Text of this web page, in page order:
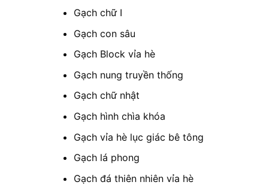
Gạch chữ I
Gạch con sâu
Gạch Block vỉa hè
Gạch nung truyền thống
Gạch chữ nhật
Gạch hình chìa khóa
Gạch vỉa hè lục giác bê tông
Gạch lá phong
Gạch đá thiên nhiên vỉa hè